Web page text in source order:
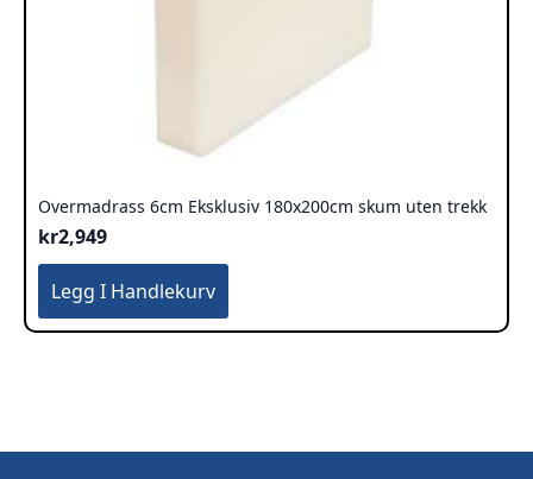
Overmadrass 6cm Eksklusiv 180x200cm skum uten trekk
kr2,949
Legg I Handlekurv